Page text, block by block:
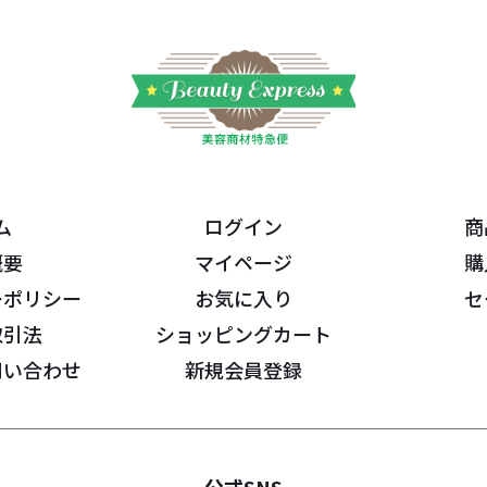
リシー
法
合わせ
ログイン
マイページ
お気に入り
ショッピングカート
新規会員登録